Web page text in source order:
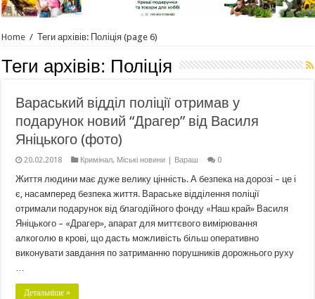
Home / Теги архівів: Поліція (page 6)
Теги архівів: Поліція
Вараський відділ поліції отримав у
подарунок новий “Драгер” від Василя
Яніцького (фото)
20.02.2018 Кримінал, Міські новини | Вараш 0
Життя людини має дуже велику цінність. А безпека на дорозі – це і
є, насамперед безпека життя. Вараське відділення поліції
отримали подарунок від благодійного фонду «Наш край» Василя
Яніцького – «Драгер», апарат для миттєвого вимірювання
алкоголю в крові, що дасть можливість більш оперативно
виконувати завдання по затриманню порушників дорожнього руху
…
Детальніше »